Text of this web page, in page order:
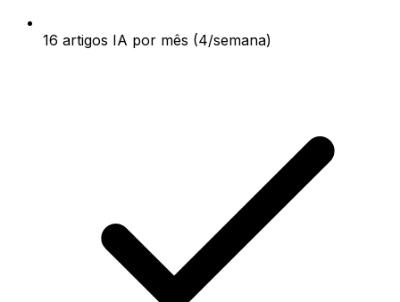
16 artigos IA por mês (4/semana)